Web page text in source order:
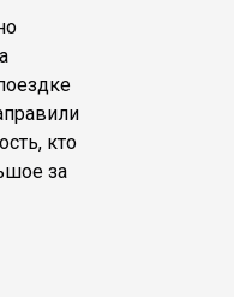
кто
за